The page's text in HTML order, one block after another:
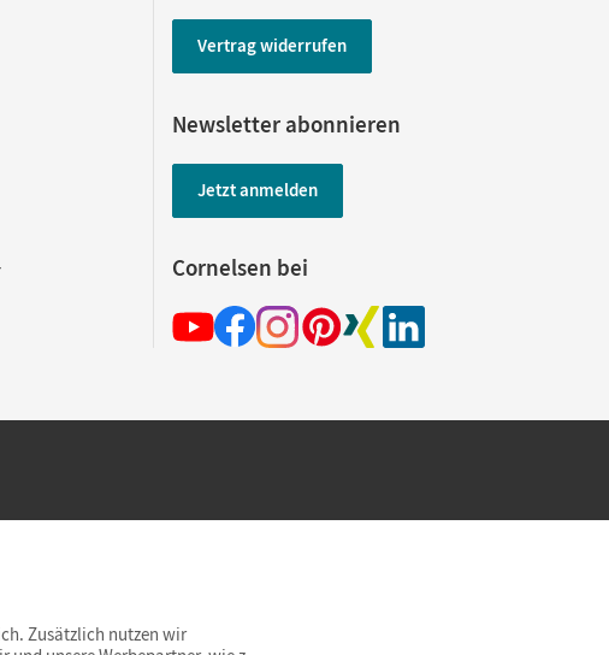
Vertrag widerrufen
Newsletter abonnieren
Jetzt anmelden
Cornelsen bei
versandkostenfrei innerhalb Deutschlands
Zusätzlich nutzen wir